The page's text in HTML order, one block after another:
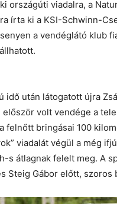
országúti viadalra, a
írta ki a KSI-Schwinn-
a vendéglátó klub
idő után látogatott újra
először volt vendége a
felnőtt bringásai 100
viadalát végül a még
s átlagnak felelt meg. A
Steig Gábor előtt,